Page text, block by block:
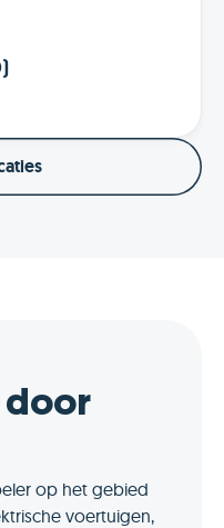
door
op het gebied
voertuigen,